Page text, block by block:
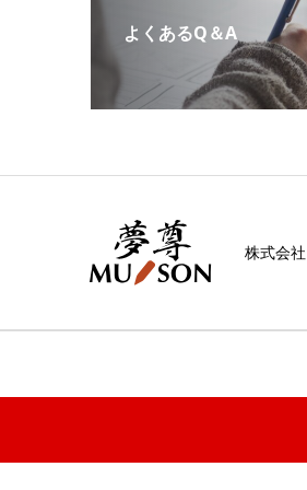
よくあるQ＆A
株式会